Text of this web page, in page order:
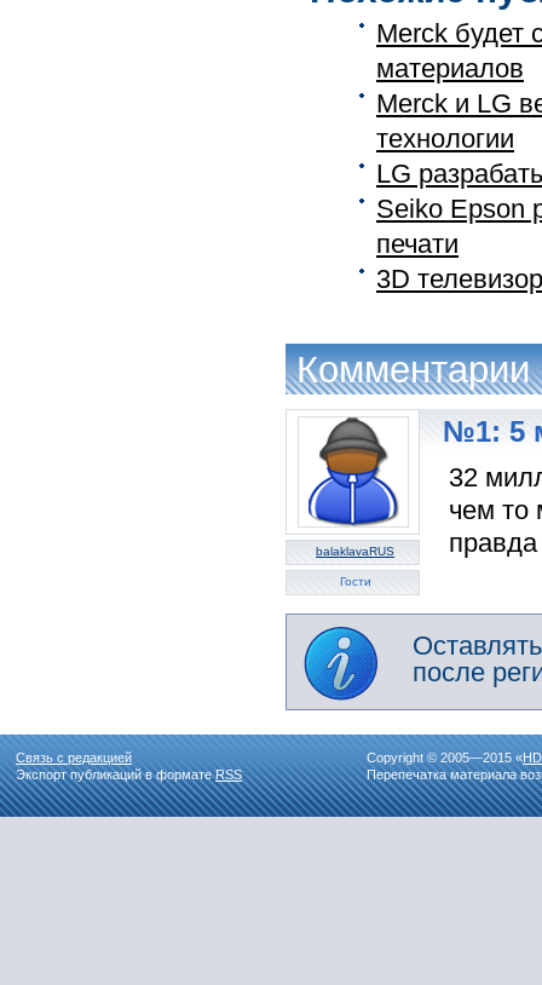
Merck будет
материалов
Merck и LG
технологии
LG
Seiko Epson
печати
3D
Комментарии
balaklavaRUS
Гости
№1: 5
32
чем то
после
Связь с редакцией
Экспорт публикаций в форматеRSS
Copyright © 2005—2015 «
Перепечатка материала